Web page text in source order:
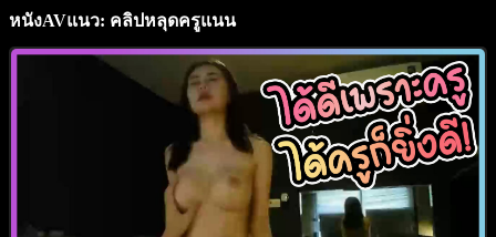
หนังAVแนว: คลิปหลุดครูแนน